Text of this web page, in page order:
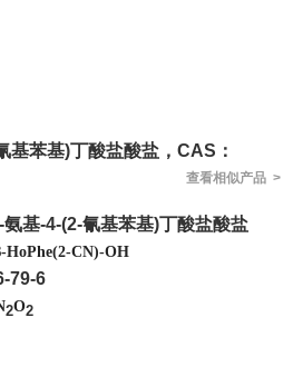
基苯基)丁酸盐酸盐，CAS：
查看相似产品 >
氨基-4-(2-氰基苯基)丁酸盐酸盐
HoPhe(2-CN)-OH
79-6
2O2
从事精细化学品开发和生产的高级